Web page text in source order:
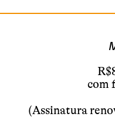
com
(Assinatura